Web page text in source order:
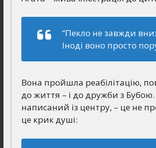
“Пекло не завжди
Іноді воно просто
Вона пройшла реабілітацію,
до життя – і до дружби з Бубою.
написаний із центру, – це не
це крик душі: